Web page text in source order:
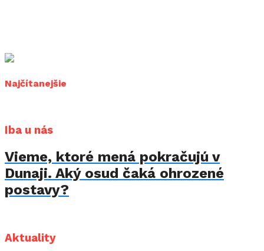
Najčítanejšie
Iba u nás
Vieme, ktoré mená pokračujú v
Dunaji. Aký osud čaká ohrozené
postavy?
Aktuality